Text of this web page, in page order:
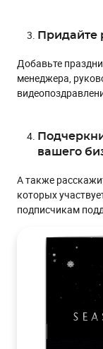
Придайте
Добавьте
менеджера,
вашего
А также
которых
подписчикам